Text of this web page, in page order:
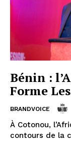
Bénin :
Forme
BRANDVOICE
À Cotonou,
contours de la